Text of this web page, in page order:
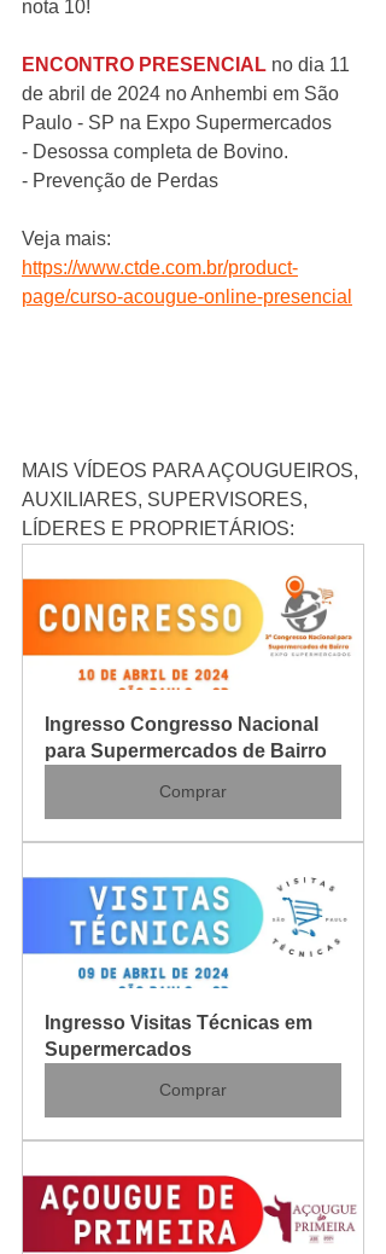
nota 10!
ENCONTRO PRESENCIAL no dia 11
de abril de 2024 no Anhembi em São
Paulo - SP na Expo Supermercados
- Desossa completa de Bovino.
- Prevenção de Perdas
Veja mais:
https://www.ctde.com.br/product-
page/curso-acougue-online-presencial
MAIS VÍDEOS PARA AÇOUGUEIROS,
AUXILIARES, SUPERVISORES,
LÍDERES E PROPRIETÁRIOS:
Ingresso Congresso Nacional
para Supermercados de Bairro
Comprar
Ingresso Visitas Técnicas em
Supermercados
Comprar